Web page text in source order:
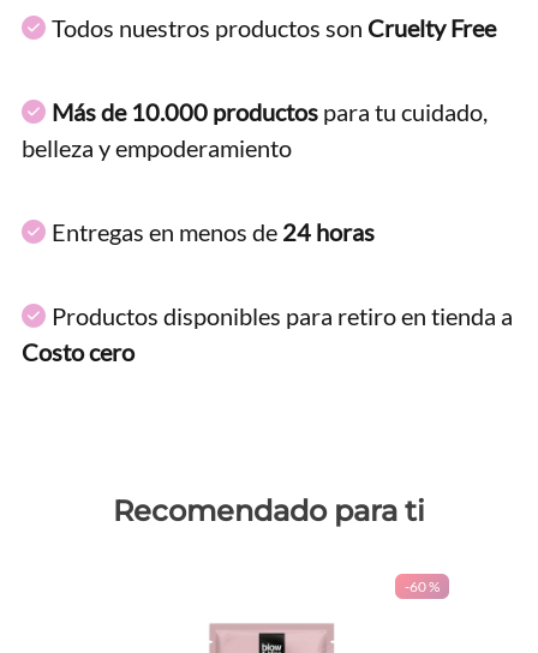
Todos nuestros productos son Cruelty Free
Más de 10.000 productos para tu cuidado,
belleza y empoderamiento
Entregas en menos de 24 horas
Productos disponibles para retiro en tienda a
Costo cero
Recomendado para ti
-60 %